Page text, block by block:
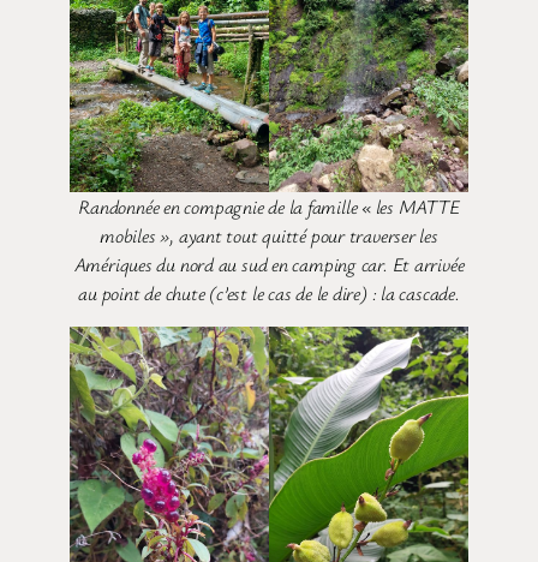
Randonnée en compagnie de la famille « les MATTE
mobiles », ayant tout quitté pour traverser les
Amériques du nord au sud en camping car. Et arrivée
au point de chute (c’est le cas de le dire) : la cascade.